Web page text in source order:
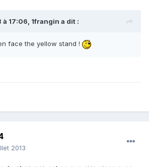
à 17:06, 1frangin a dit :
face the yellow stand !
2013